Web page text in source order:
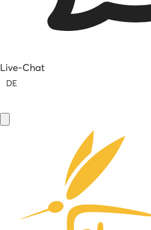
Live-Chat
DE